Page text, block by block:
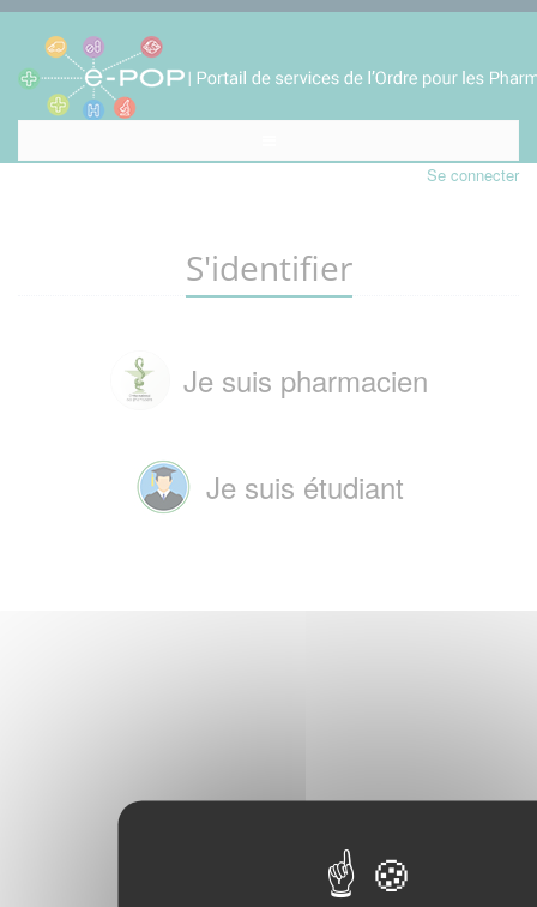
Se connecter
S'identifier
Je suis pharmacien
Je suis étudiant